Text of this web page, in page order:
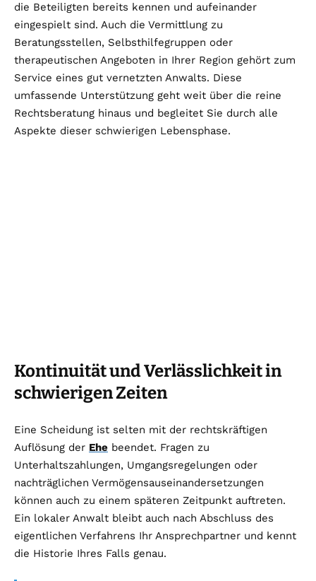
die Beteiligten bereits kennen und aufeinander
eingespielt sind. Auch die Vermittlung zu
Beratungsstellen, Selbsthilfegruppen oder
therapeutischen Angeboten in Ihrer Region gehört zum
Service eines gut vernetzten Anwalts. Diese
umfassende Unterstützung geht weit über die reine
Rechtsberatung hinaus und begleitet Sie durch alle
Aspekte dieser schwierigen Lebensphase.
Kontinuität und Verlässlichkeit in
schwierigen Zeiten
Eine Scheidung ist selten mit der rechtskräftigen
Auflösung der Ehe beendet. Fragen zu
Unterhaltszahlungen, Umgangsregelungen oder
nachträglichen Vermögensauseinandersetzungen
können auch zu einem späteren Zeitpunkt auftreten.
Ein lokaler Anwalt bleibt auch nach Abschluss des
eigentlichen Verfahrens Ihr Ansprechpartner und kennt
die Historie Ihres Falls genau.